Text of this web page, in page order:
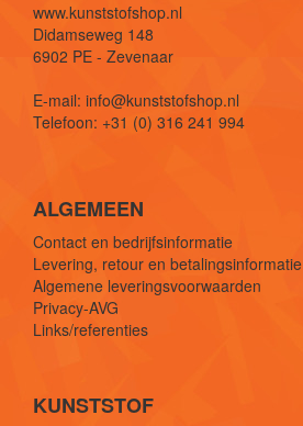
www.kunststofshop.nl
Didamseweg 148
6902 PE - Zevenaar
E-mail: info@kunststofshop.nl
Telefoon: +31 (0) 316 241 994
ALGEMEEN
Contact en bedrijfsinformatie
Levering, retour en betalingsinformatie
Algemene leveringsvoorwaarden
Privacy-AVG
Links/referenties
KUNSTSTOF